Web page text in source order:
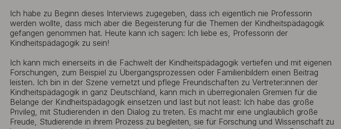
Ich habe zu Beginn dieses Interviews zugegeben, dass ich eigentlich nie Professorin
werden wollte, dass mich aber die Begeisterung für die Themen der Kindheitspädagogik
gefangen genommen hat. Heute kann ich sagen: Ich liebe es, Professorin der
Kindheitspädagogik zu sein!
Ich kann mich einerseits in die Fachwelt der Kindheitspädagogik vertiefen und mit eigenen
Forschungen, zum Beispiel zu Übergangsprozessen oder Familienbildern einen Beitrag
leisten. Ich bin in der Szene vernetzt und pflege Freundschaften zu Vertreter:innen der
Kindheitspädagogik in ganz Deutschland, kann mich in überregionalen Gremien für die
Belange der Kindheitspädagogik einsetzen und last but not least: Ich habe das große
Privileg, mit Studierenden in den Dialog zu treten. Es macht mir eine unglaublich große
Freude, Studierende in ihrem Prozess zu begleiten, sie für Forschung und Wissenschaft zu